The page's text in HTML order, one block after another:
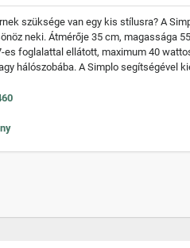
szüksége van egy kis stílusra? A
neki. Átmérője 35 cm, magassága
es foglalattal ellátott, maximum 40
hálószobába. A Simplo segítségével